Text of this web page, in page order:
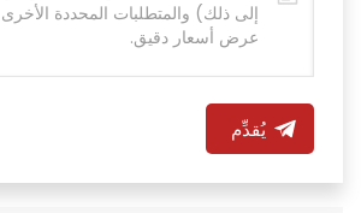
يُقدِّم